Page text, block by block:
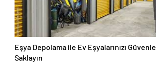
Eşya Depolama ile Ev Eşyalarınızı Güvenle
Saklayın